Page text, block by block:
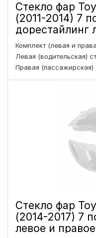
Стекло фар
(2011-2014) 7
дорестайлинг
Комплект (левая и
Левая (водительская)
Правая (пассажирская)
Стекло фар
(2014-2017) 7
левое и правое